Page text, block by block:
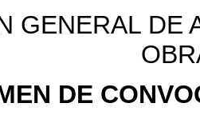
GENERAL DE
DE